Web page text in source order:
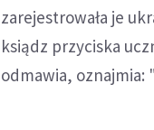
zarejestrowała je
ksiądz przyciska
odmawia,